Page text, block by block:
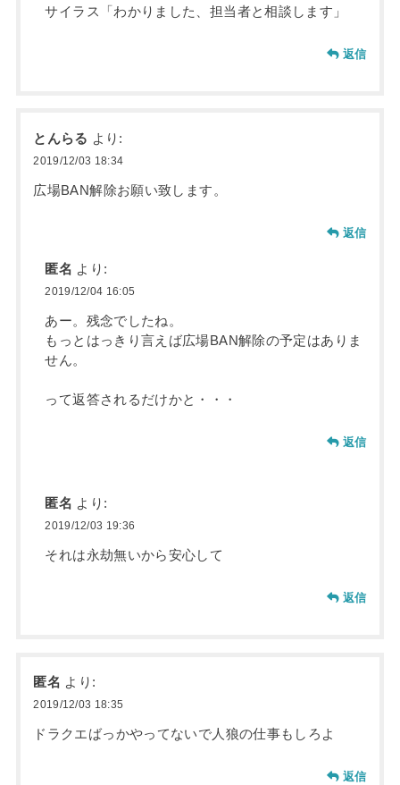
サイラス「わかりました、担当者と相談します」
返信
とんらる より:
2019/12/03 18:34
広場BAN解除お願い致します。
返信
匿名 より:
2019/12/04 16:05
あー。残念でしたね。
もっとはっきり言えば広場BAN解除の予定はありま
せん。
って返答されるだけかと・・・
返信
匿名 より:
2019/12/03 19:36
それは永劫無いから安心して
返信
匿名 より:
2019/12/03 18:35
ドラクエばっかやってないで人狼の仕事もしろよ
返信